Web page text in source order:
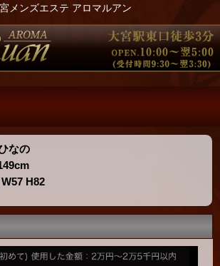
メンズエステ アロマルアン
なの
H82